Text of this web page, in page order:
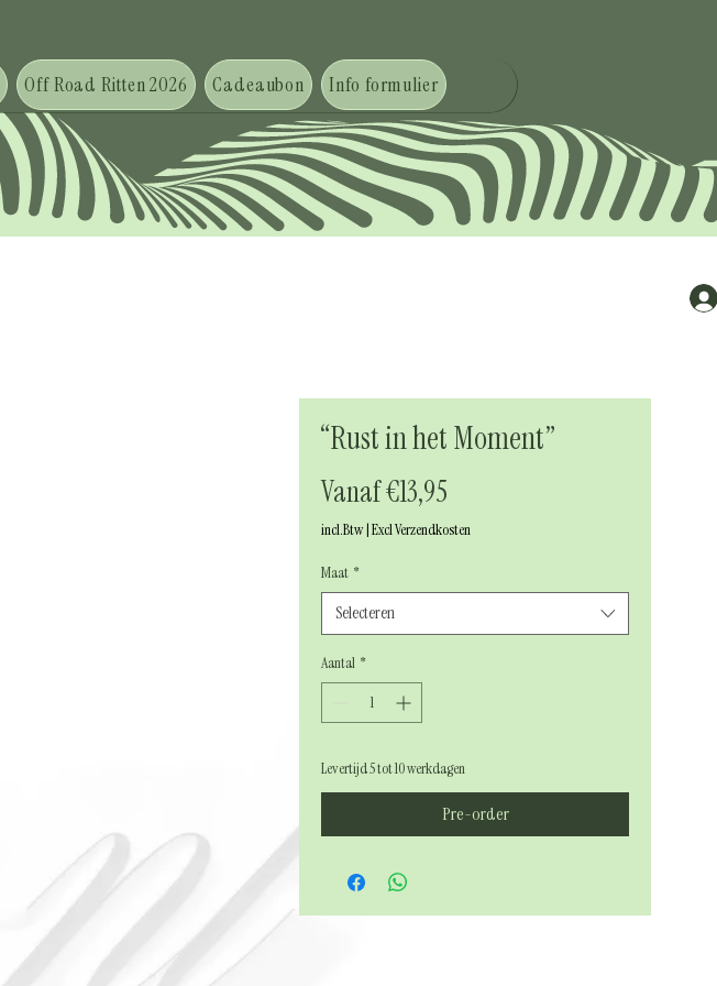
Off Road Ritten 2026 Cadeaubon Info formulier
“Rust in het Moment”
Vanaf€13,95
incl.Btw|Excl Verzendkosten
Maat *
Selecteren
Aantal *
Levertijd 5 tot 10 werkdagen
Pre-order